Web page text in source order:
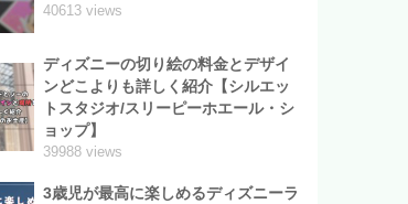
40613 views
ディズニーの切り絵の料金とデザイ
ンどこよりも詳しく紹介【シルエッ
トスタジオ/スリーピーホエール・シ
ョップ】
39988 views
3歳児が最高に楽しめるディズニーラ